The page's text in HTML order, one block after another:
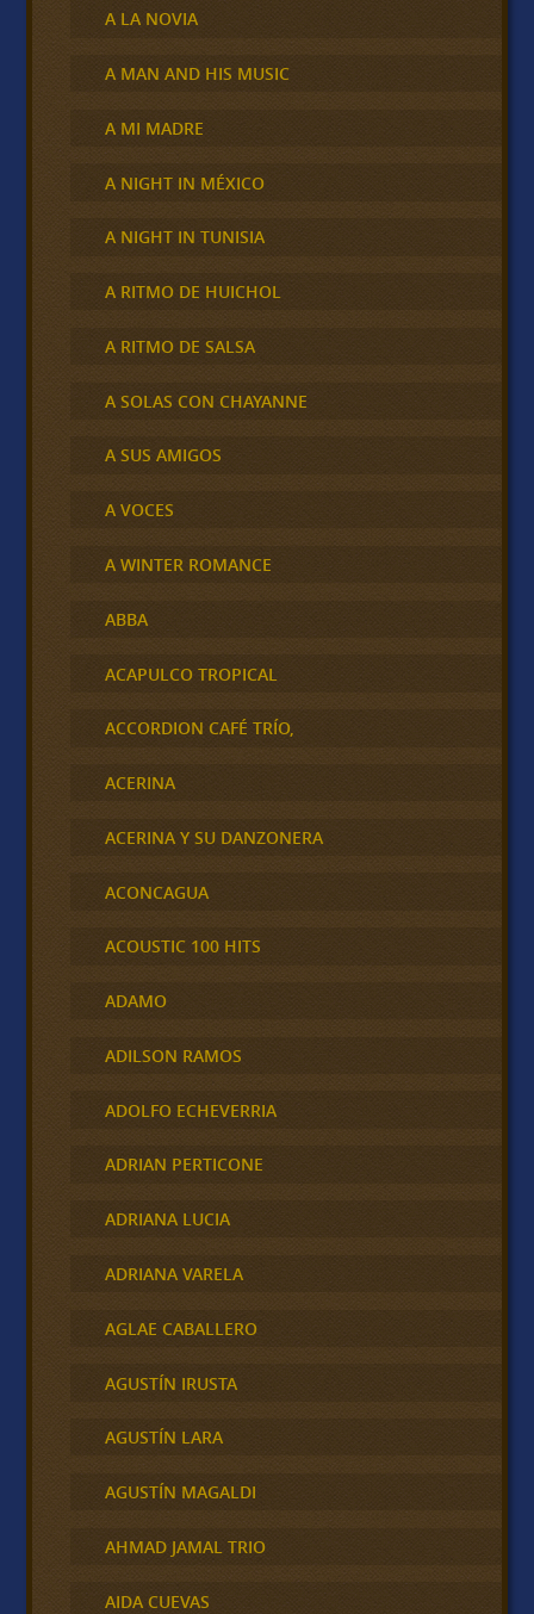
A LA NOVIA
A MAN AND HIS MUSIC
A MI MADRE
A NIGHT IN MÉXICO
A NIGHT IN TUNISIA
A RITMO DE HUICHOL
A RITMO DE SALSA
A SOLAS CON CHAYANNE
A SUS AMIGOS
A VOCES
A WINTER ROMANCE
ABBA
ACAPULCO TROPICAL
ACCORDION CAFÉ TRÍO,
ACERINA
ACERINA Y SU DANZONERA
ACONCAGUA
ACOUSTIC 100 HITS
ADAMO
ADILSON RAMOS
ADOLFO ECHEVERRIA
ADRIAN PERTICONE
ADRIANA LUCIA
ADRIANA VARELA
AGLAE CABALLERO
AGUSTÍN IRUSTA
AGUSTÍN LARA
AGUSTÍN MAGALDI
AHMAD JAMAL TRIO
AIDA CUEVAS